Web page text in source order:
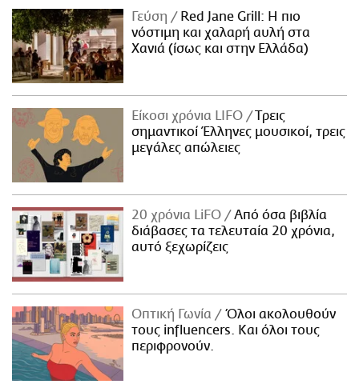
Γεύση
Red Jane Grill: Η πιο
νόστιμη και χαλαρή αυλή στα
Χανιά (ίσως και στην Ελλάδα)
Είκοσι χρόνια LIFO
Tρεις
σημαντικοί Έλληνες μουσικοί, τρεις
μεγάλες απώλειες
20 χρόνια LiFO
Από όσα βιβλία
διάβασες τα τελευταία 20 χρόνια,
αυτό ξεχωρίζεις
Οπτική Γωνία
Όλοι ακολουθούν
τους influencers. Και όλοι τους
περιφρονούν.